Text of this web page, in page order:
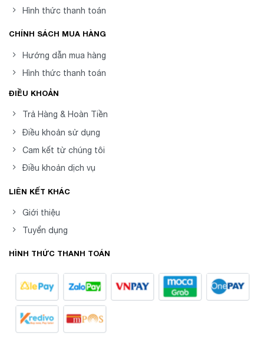
Hình thức thanh toán
CHÍNH SÁCH MUA HÀNG
Hướng dẫn mua hàng
Hình thức thanh toán
ĐIỀU KHOẢN
Trả Hàng & Hoàn Tiền
Điều khoản sử dụng
Cam kết từ chúng tôi
Điều khoản dịch vụ
LIÊN KẾT KHÁC
Giới thiệu
Tuyển dụng
HÌNH THỨC THANH TOÁN